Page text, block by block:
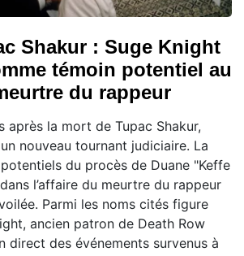
Shakur : Suge Knight
témoin potentiel au
du rappeur
après la mort de Tupac Shakur,
nouveau tournant judiciaire. La
du procès de Duane "Keffe
l’affaire du meurtre du rappeur
Parmi les noms cités figure
ancien patron de Death Row
direct des événements survenus à